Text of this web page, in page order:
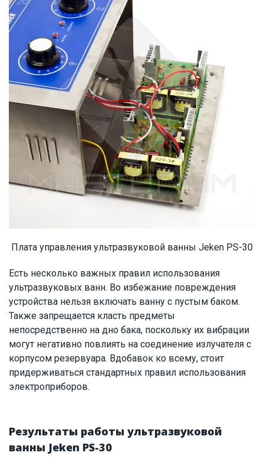
Плата управления ультразвуковой ванны Jeken PS-30
Есть несколько важных правил использования
ультразвуковых ванн. Во избежание повреждения
устройства нельзя включать ванну с пустым баком.
Также запрещается класть предметы
непосредственно на дно бака, поскольку их вибрации
могут негативно повлиять на соединение излучателя с
корпусом резервуара. Вдобавок ко всему, стоит
придерживаться стандартных правил использования
электроприборов.
Результаты работы ультразвуковой
ванны Jeken PS-30